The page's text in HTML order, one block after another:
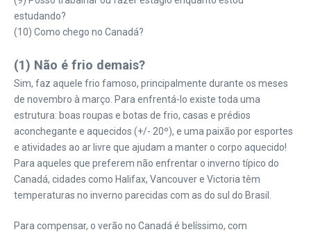
estudando?
(10) Como chego no Canadá?
(1) Não é frio demais?
Sim, faz aquele frio famoso, principalmente durante os meses
de novembro à março. Para enfrentá-lo existe toda uma
estrutura: boas roupas e botas de frio, casas e prédios
aconchegante e aquecidos (+/- 20º), e uma paixão por esportes
e atividades ao ar livre que ajudam a manter o corpo aquecido!
Para aqueles que preferem não enfrentar o inverno típico do
Canadá, cidades como Halifax, Vancouver e Victoria têm
temperaturas no inverno parecidas com as do sul do Brasil.
Para compensar, o verão no Canadá é belíssimo, com